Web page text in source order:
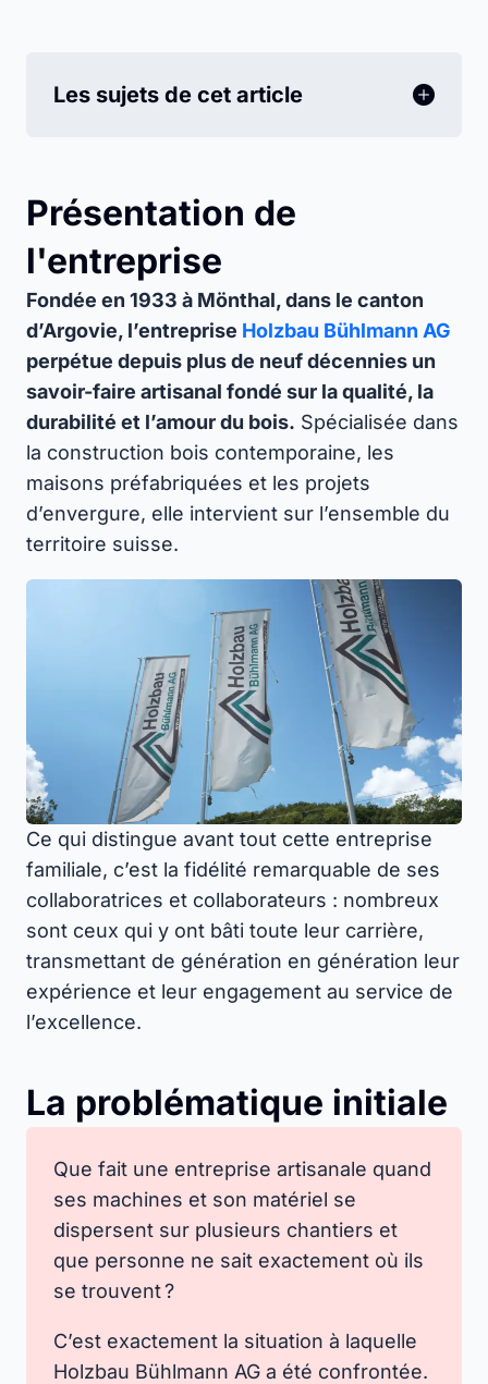
Les sujets de cet article
Présentation de
l'entreprise
Fondée en 1933 à Mönthal, dans le canton
d’Argovie, l’entreprise Holzbau Bühlmann AG
perpétue depuis plus de neuf décennies un
savoir-faire artisanal fondé sur la qualité, la
durabilité et l’amour du bois. Spécialisée dans
la construction bois contemporaine, les
maisons préfabriquées et les projets
d’envergure, elle intervient sur l’ensemble du
territoire suisse.
Ce qui distingue avant tout cette entreprise
familiale, c’est la fidélité remarquable de ses
collaboratrices et collaborateurs : nombreux
sont ceux qui y ont bâti toute leur carrière,
transmettant de génération en génération leur
expérience et leur engagement au service de
l’excellence.
La problématique initiale
Que fait une entreprise artisanale quand
ses machines et son matériel se
dispersent sur plusieurs chantiers et
que personne ne sait exactement où ils
se trouvent ?
C’est exactement la situation à laquelle
Holzbau Bühlmann AG a été confrontée.